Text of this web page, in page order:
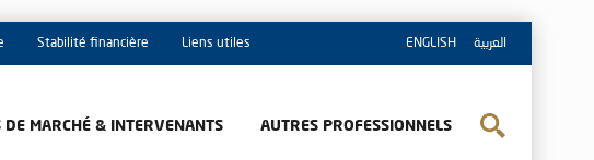
ENGLISH العربية Stabilité financière Liens utiles
DE MARCHÉ & INTERVENANTS AUTRES PROFESSIONNELS